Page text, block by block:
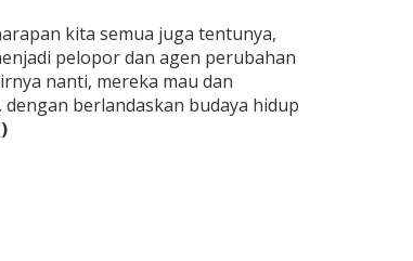
kita semua juga tentunya,
pelopor dan agen perubahan
nanti, mereka mau dan
berlandaskan budaya hidup